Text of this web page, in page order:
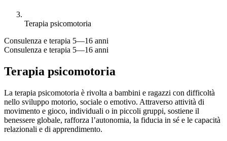
Terapia psicomotoria
Consulenza e terapia 5—16 anni
Consulenza e terapia 5—16 anni
Terapia psicomotoria
La terapia psicomotoria è rivolta a bambini e ragazzi con difficoltà
nello sviluppo motorio, sociale o emotivo. Attraverso attività di
movimento e gioco, individuali o in piccoli gruppi, sostiene il
benessere globale, rafforza l’autonomia, la fiducia in sé e le capacità
relazionali e di apprendimento.